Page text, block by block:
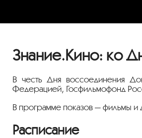
Знание.Кино: ко
В честь Дня воссоединения
Федерацией, Госфильмофонд
В программе показов — фильмы и
Расписание